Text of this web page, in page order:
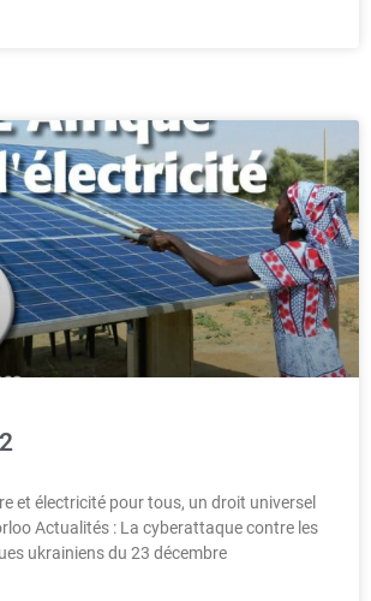
et électricité pour tous, un droit universel
Actualités : La cyberattaque contre les
ukrainiens du 23 décembre